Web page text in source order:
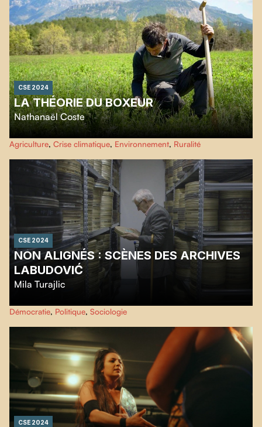
la beauté sauvage et les histoires mystérieuses.
CSE 2024
LA THÉORIE DU BOXEUR
Nathanaël Coste
Nathanaël Coste explore la vallée de la Drôme afin de saisir les stratégies
d'adaptation des agriculteurs et agricultrices, tout en interrogeant la
résilience alimentaire de nos régions.
Agriculture, Crise climatique, Environnement, Ruralité
CSE 2024
NON ALIGNÉS : SCÈNES DES ARCHIVES
LABUDOVIĆ
Mila Turajlic
Des bobines d'archives serbes révèlent les luttes anti-impérialistes et le
mouvement des Non Alignés. Mila Turajlic rencontre le cinéaste Stevan
Labudovic pour dévoiler ces images oubliées et leur impact politique
Démocratie, Politique, Sociologie
CSE 2024